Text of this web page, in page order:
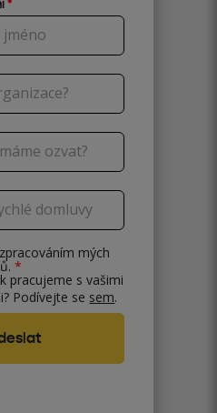
*
mých
*
pracujeme s vašimi
Podívejte se sem.